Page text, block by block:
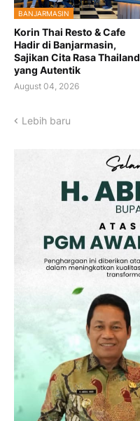
BANJARMASIN
Korin Thai Resto & Cafe
Hadir di Banjarmasin,
Sajikan Cita Rasa Thailand
yang Autentik
August 04, 2026
Lebih baru